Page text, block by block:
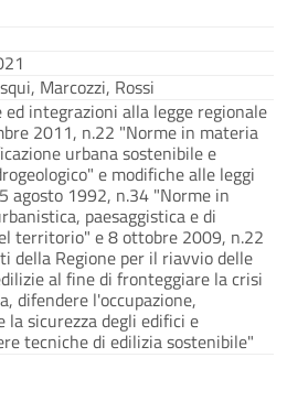
Marcozzi, Rossi
ed integrazioni alla legge regionale
2011, n.22 "Norme in materia
urbana sostenibile e
e modifiche alle leggi
agosto 1992, n.34 "Norme in
paesaggistica e di
territorio" e 8 ottobre 2009, n.22
della Regione per il riavvio delle
al fine di fronteggiare la crisi
difendere l'occupazione,
la sicurezza degli edifici e
tecniche di edilizia sostenibile"